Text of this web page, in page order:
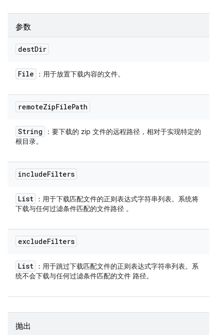
参数
destDir
File ：用于放置下载内容的文件。
remoteZipFilePath
String
：要下载的 zip 文件的远程路径，相对于实现特定的
根目录。
includeFilters
List
：用于下载匹配文件的正则表达式字符串列表。系统将
下载与任何过滤条件匹配的文件路径 。
excludeFilters
List
：用于跳过下载匹配文件的正则表达式字符串列表。系
统不会下载与任何过滤条件匹配的文件 路径。
抛出